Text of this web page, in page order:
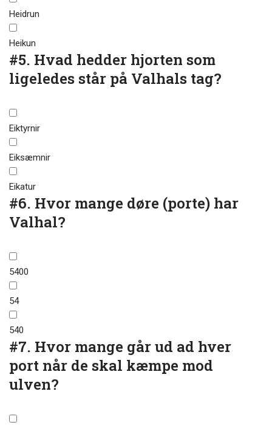
Heidrun
Heikun
#5. Hvad hedder hjorten som
ligeledes står på Valhals tag?
Eiktyrnir
Eiksæmnir
Eikatur
#6. Hvor mange døre (porte) har
Valhal?
5400
54
540
#7. Hvor mange går ud ad hver
port når de skal kæmpe mod
ulven?